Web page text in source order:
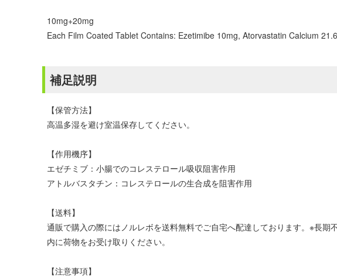
10mg+20mg
Each Film Coated Tablet Contains: Ezetimibe 10mg, Atorvastatin Calcium
補足説明
【保管方法】
高温多湿を避け室温保存してください。
【作用機序】
エゼチミブ：小腸でのコレステロール吸収阻害作用
アトルバスタチン：コレステロールの生合成を阻害作用
【送料】
通販で購入の際にはノルレボを送料無料でご自宅へ配達しております。※長
内に荷物をお受け取りください。
【注意事項】